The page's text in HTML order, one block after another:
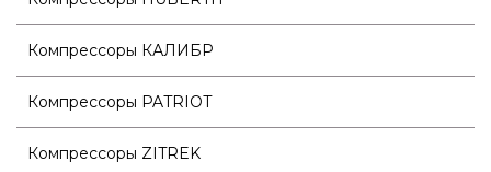
Компрессоры КАЛИБР
Компрессоры PATRIOT
Компрессоры ZITREK